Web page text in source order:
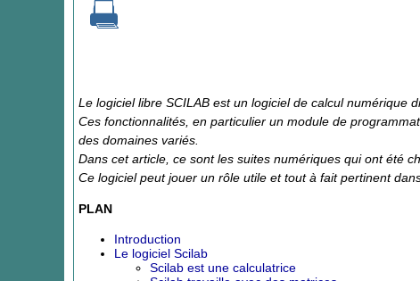
Le logiciel libre SCILAB est un logiciel de calcul numérique
Ces fonctionnalités, en particulier un module de
des domaines variés.
Dans cet article, ce sont les suites numériques qui ont été
Ce logiciel peut jouer un rôle utile et tout à fait pertinent
PLAN
Introduction
Le logiciel Scilab
Scilab est une calculatrice